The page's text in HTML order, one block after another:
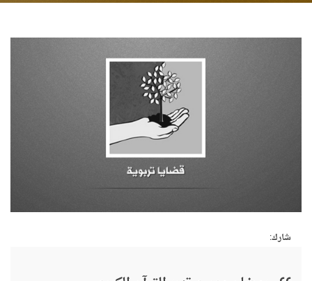
شارك: